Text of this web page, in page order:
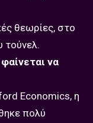
θεωρίες, στο
τούνελ.
να
Economics, η
πολύ